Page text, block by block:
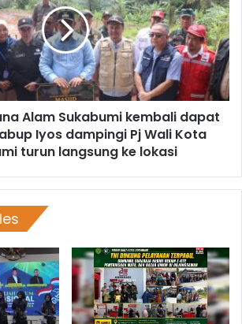
Alam Sukabumi kembali dapat
Iyos dampingi Pj Wali Kota
turun langsung ke lokasi